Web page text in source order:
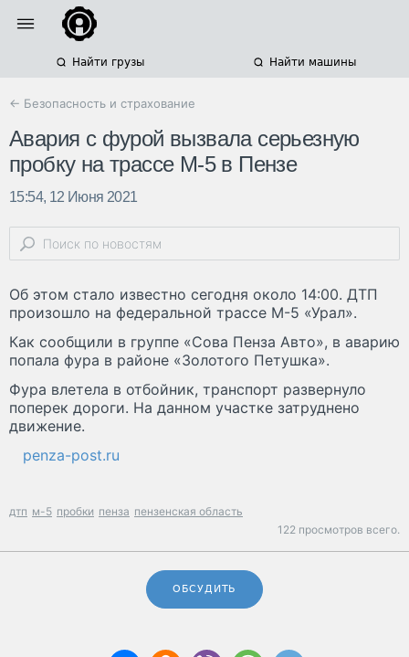
Найти грузы Найти машины
← Безопасность и страхование
Авария с фурой вызвала серьезную
пробку на трассе М-5 в Пензе
15:54, 12 Июня 2021
Об этом стало известно сегодня около 14:00. ДТП
произошло на федеральной трассе М-5 «Урал».
Как сообщили в группе «Сова Пенза Авто», в аварию
попала фура в районе «Золотого Петушка».
Фура влетела в отбойник, транспорт развернуло
поперек дороги. На данном участке затруднено
движение.
penza-post.ru
дтп м-5 пробки пенза пензенская область
122 просмотров всего.
ОБСУДИТЬ